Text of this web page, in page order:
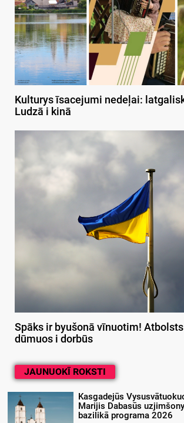
Kulturys īsacejumi nedeļai:
Ludzā i kinā
Spāks ir byušonā vīnuotim!
dūmuos i dorbūs
JAUNUOKĪ ROKSTI
Kasgadejūs
Marijis Dabasūs
bazilikā programa 2026